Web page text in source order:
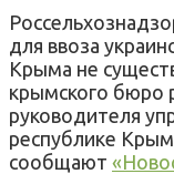
для ввоза
Крыма не
крымского бюро
руководителя
республике
сообщают